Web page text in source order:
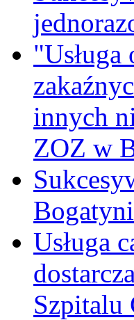
innych
ZOZ w
Bogatyni
Usługa
Szpitalu